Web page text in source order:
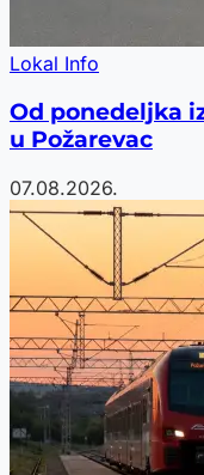
Lokal Info
Od ponedeljka
u Požarevac
07.08.2026.